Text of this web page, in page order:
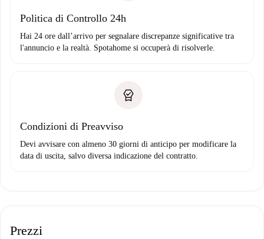
Politica di Controllo 24h
Hai 24 ore dall’arrivo per segnalare discrepanze significative tra
l'annuncio e la realtà. Spotahome si occuperà di risolverle.
Condizioni di Preavviso
Devi avvisare con almeno 30 giorni di anticipo per modificare la
data di uscita, salvo diversa indicazione del contratto.
Prezzi